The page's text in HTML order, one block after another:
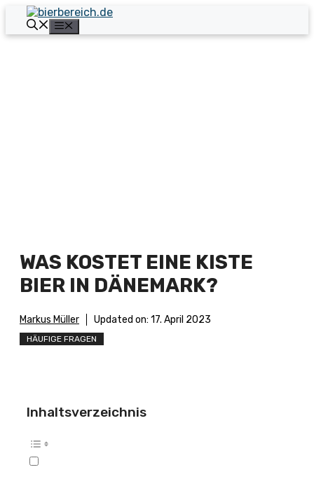
Zum
Inhalt
springen
WAS KOSTET EINE KISTE
BIER IN DÄNEMARK?
Markus Müller Updated on: 17. April 2023
HÄUFIGE FRAGEN
Inhaltsverzeichnis